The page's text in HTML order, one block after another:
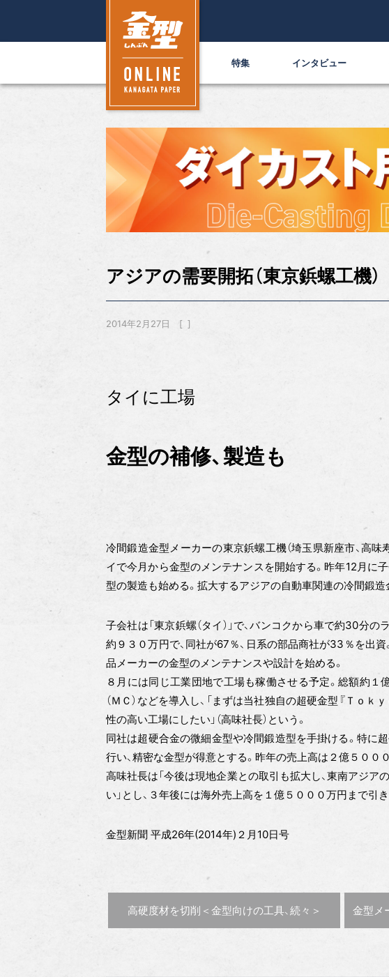
特集 インタビュー
アジアの需要開拓（東京鋲螺工機）
2014年2月27日
タイに工場
金型の補修、製造も
冷間鍛造金型メーカーの東京鋲螺工機（埼玉県新座市、高味寿
イで今月から金型のメンテナンスを開始する。昨年12月に
型の製造も始める。拡大するアジアの自動車関連の冷間鍛造
子会社は「東京鋲螺（タイ）」で、バンコクから車で約30分
約９３０万円で、同社が67％、日系の部品商社が33％を出
品メーカーの金型のメンテナンスや設計を始める。
８月には同じ工業団地で工場も稼働させる予定。総額約１
（ＭＣ）などを導入し、「まずは当社独自の超硬金型『Ｔｏ
性の高い工場にしたい」（高味社長）という。
同社は超硬合金の微細金型や冷間鍛造型を手掛ける。特に
行い、精密な金型が得意とする。昨年の売上高は２億５０００
高味社長は「今後は現地企業との取引も拡大し、東南アジ
い」とし、３年後には海外売上高を１億５０００万円まで引
金型新聞 平成26年(2014年)２月10日号
前の記事 :
高硬度材を切削＜金型向けの工具、続々＞ 次の記
金型メー